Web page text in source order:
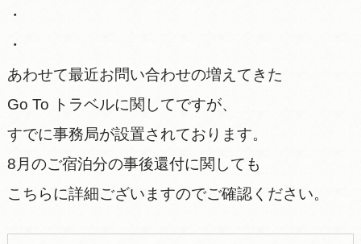
・
・
あわせて最近お問い合わせの増えてきた
Go To トラベルに関してですが、
すでに事務局が設置されております。
8月のご宿泊分の事後還付に関しても
こちらに詳細ございますのでご確認ください。